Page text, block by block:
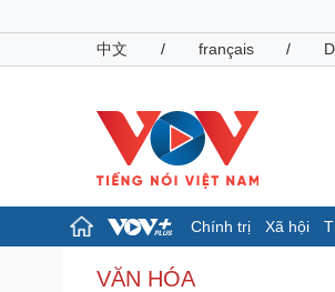
中文
/ français /
Chính trị Xã hội
Chính trị
VĂN HÓA